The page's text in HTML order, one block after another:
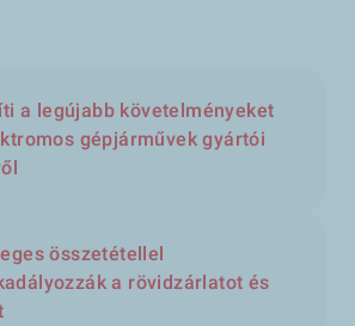
a legújabb követelményeket
gépjárművek gyártói
összetétellel
a rövidzárlatot és